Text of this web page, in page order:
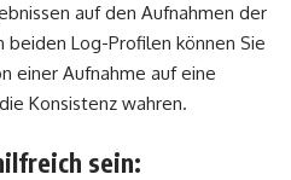
auf den Aufnahmen der
Log-Profilen können Sie
einer Aufnahme auf eine
Konsistenz wahren.
sein: